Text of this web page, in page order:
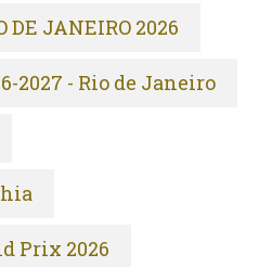
DE JANEIRO 2026
2027 - Rio de Janeiro
Prix 2026